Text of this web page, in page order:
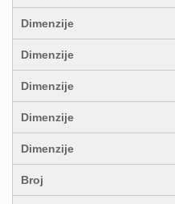
Dimenzije
Dimenzije
Dimenzije
Dimenzije
Dimenzije
Broj